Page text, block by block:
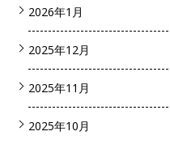
2026年1月
2025年12月
2025年11月
2025年10月